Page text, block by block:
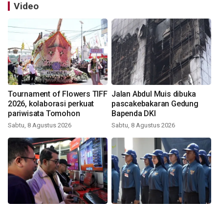
Video
Tournament of Flowers TIFF
2026, kolaborasi perkuat
pariwisata Tomohon
Sabtu, 8 Agustus 2026
Jalan Abdul Muis dibuka
pascakebakaran Gedung
Bapenda DKI
Sabtu, 8 Agustus 2026